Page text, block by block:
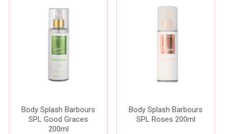
Body Splash Barbours
SPL Good Graces
200ml
Body Splash Barbours
SPL Roses 200ml